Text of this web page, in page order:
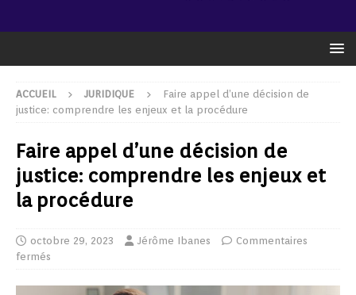
ACCUEIL JURIDIQUE
Faire appel d’une décision de
justice: comprendre les enjeux et la procédure
Faire appel d’une décision de
justice: comprendre les enjeux et
la procédure
octobre 29, 2023 Jérôme Ibanes
Commentaires
fermés